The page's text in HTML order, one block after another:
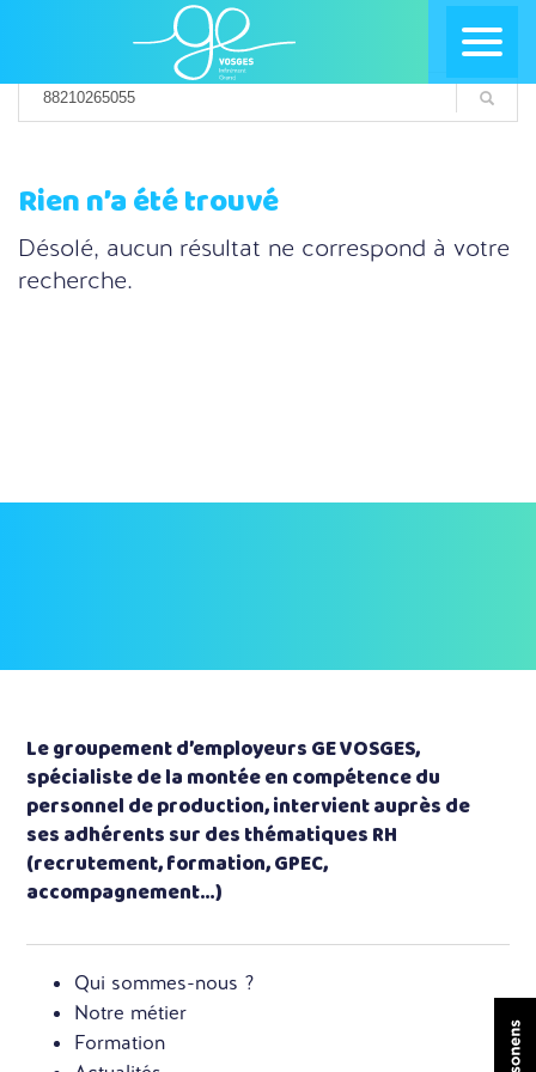
Rien n’a été trouvé
Désolé, aucun résultat ne correspond à votre
recherche.
Le groupement d’employeurs GE VOSGES,
spécialiste de la montée en compétence du
personnel de production, intervient auprès de
ses adhérents sur des thématiques RH
(recrutement, formation, GPEC,
accompagnement…)
Qui sommes-nous ?
Notre métier
Formation